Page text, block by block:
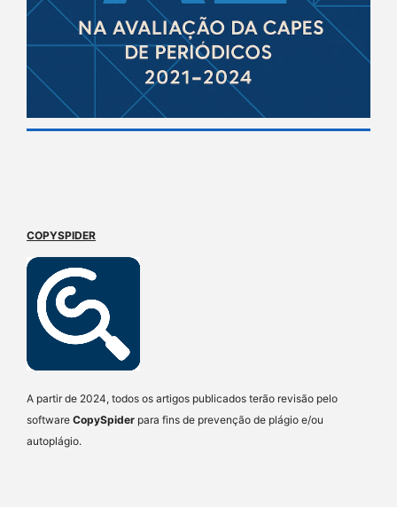
COPYSPIDER
A partir de 2024, todos os artigos publicados terão revisão pelo
software CopySpider para fins de prevenção de plágio e/ou
autoplágio.